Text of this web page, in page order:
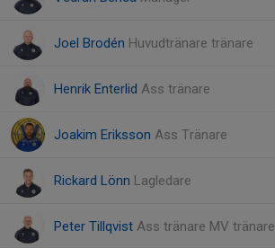
Joel Brodén Huvudtränare tränare
Henrik Enterlid Ass tränare
Joakim Eriksson Ass Tränare
Rickard Lönn Lagledare
Peter Tillqvist Ass tränare MV tränare